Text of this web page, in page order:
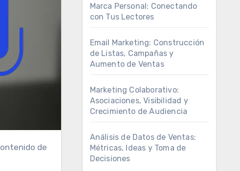
Marca Personal: Conectando
con Tus Lectores
Email Marketing: Construcción
de Listas, Campañas y
Aumento de Ventas
Marketing Colaborativo:
Asociaciones, Visibilidad y
Crecimiento de Audiencia
Análisis de Datos de Ventas:
Métricas, Ideas y Toma de
Decisiones